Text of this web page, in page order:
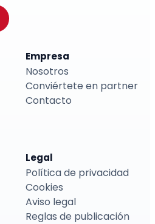
Empresa
Nosotros
Conviértete en partner
Contacto
Legal
Política de privacidad
Cookies
Aviso legal
Reglas de publicación